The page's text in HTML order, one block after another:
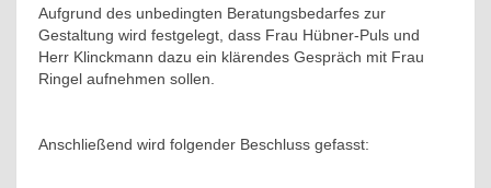
Aufgrund des unbedingten Beratungsbedarfes zur
Gestaltung wird festgelegt, dass Frau Hübner-Puls und
Herr Klinckmann dazu ein klärendes Gespräch mit Frau
Ringel aufnehmen sollen.
Anschließend wird folgender Beschluss gefasst: